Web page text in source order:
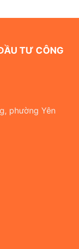
TƯ CÔNG
phường Yên